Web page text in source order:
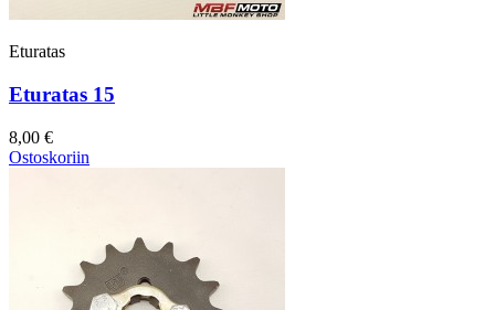
Eturatas
Eturatas 15
8,00 €
Ostoskoriin